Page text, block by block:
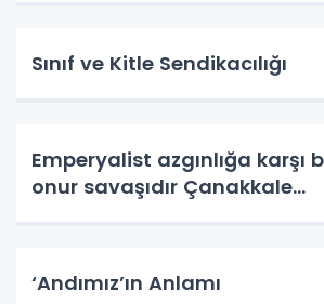
Sınıf ve Kitle Sendikacılığı
Emperyalist azgınlığa karşı
onur savaşıdır Çanakkale...
‘Andımız’ın Anlamı